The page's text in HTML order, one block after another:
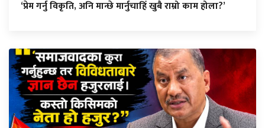
‘प्रेम गर्नु विकृति, अनि मान्छे मार्नुचाहिँ खुबै राम्रो काम होला?’